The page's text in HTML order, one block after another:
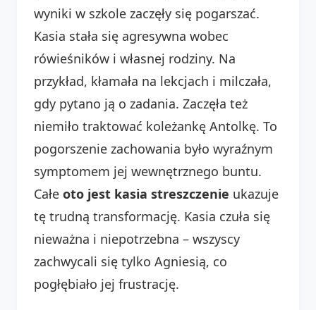
wyniki w szkole zaczęły się pogarszać.
Kasia stała się agresywna wobec
rówieśników i własnej rodziny. Na
przykład, kłamała na lekcjach i milczała,
gdy pytano ją o zadania. Zaczęła też
niemiło traktować koleżankę Antolkę. To
pogorszenie zachowania było wyraźnym
symptomem jej wewnętrznego buntu.
Całe oto jest kasia streszczenie ukazuje
tę trudną transformację. Kasia czuła się
nieważna i niepotrzebna – wszyscy
zachwycali się tylko Agniesią, co
pogłębiało jej frustrację.